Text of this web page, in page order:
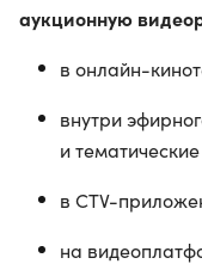
аукционную
в онлайн-
внутри
и
в CTV-
на